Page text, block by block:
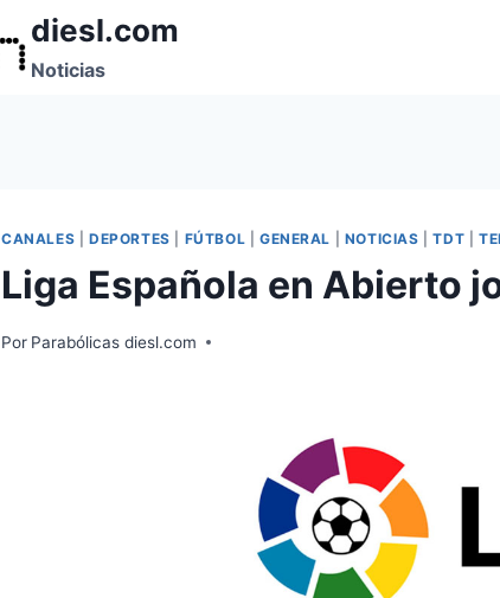
diesl.com
Noticias
CANALES DEPORTES FÚTBOL GENERAL NOTICIAS |TDT |
Liga Española en Abierto
Por Parabólicas diesl.com